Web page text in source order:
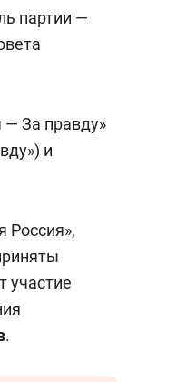
партии —
— За правду»
и
Россия»,
участие
.